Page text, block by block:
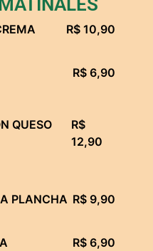
R$ 10,90
R$ 6,90
QUESO
R$
12,90
PLANCHA R$ 9,90
R$ 6,90